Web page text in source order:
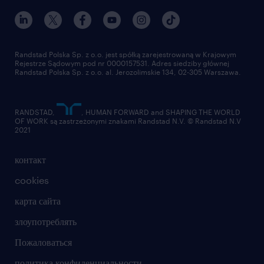
для медиа
для поставщиков
наш мир
работа в randstad
отправить резюме
контакт
cookies
карта сайта
злоупотреблять
Пожаловаться
Randstad Polska Sp. z o.o. jest spółką zarejestrowaną w Krajowym
Rejestrze Sądowym pod nr 0000157531. Adres siedziby głównej
Randstad Polska Sp. z o.o. al. Jerozolimskie 134, 02-305 Warszawa.
RANDSTAD,
, HUMAN FORWARD and SHAPING THE WORLD
OF WORK są zastrzeżonymi znakami Randstad N.V. © Randstad N.V
2021